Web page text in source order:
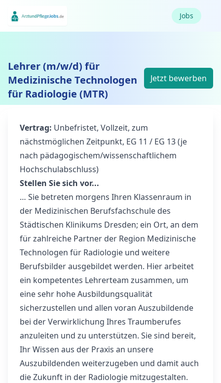
Jobs
Lehrer (m/w/d) für
Medizinische Technologen
für Radiologie (MTR)
Jetzt bewerben
Vertrag: Unbefristet, Vollzeit, zum
nächstmöglichen Zeitpunkt, EG 11 / EG 13 (je
nach pädagogischem/wissenschaftlichem
Hochschulabschluss)
Stellen Sie sich vor...
… Sie betreten morgens Ihren Klassenraum in
der Medizinischen Berufsfachschule des
Städtischen Klinikums Dresden; ein Ort, an dem
für zahlreiche Partner der Region Medizinische
Technologen für Radiologie und weitere
Berufsbilder ausgebildet werden. Hier arbeitet
ein kompetentes Lehrerteam zusammen, um
eine sehr hohe Ausbildungsqualität
sicherzustellen und allen voran Auszubildende
bei der Verwirklichung Ihres Traumberufes
anzuleiten und zu unterstützen. Sie sind bereit,
Ihr Wissen aus der Praxis an unsere
Auszubildenden weiterzugeben und damit auch
die Zukunft in der Radiologie mitzugestalten.